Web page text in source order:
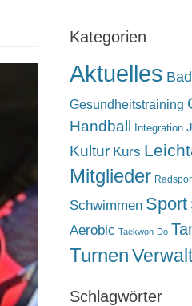
Kategorien
Aktuelles
Gesundheitstraining
Handball Integration
Kultur Kurs
Mitglieder
Schwimmen Sport
Aerobic Taekwon-Do
Turnen
Schlagwörter